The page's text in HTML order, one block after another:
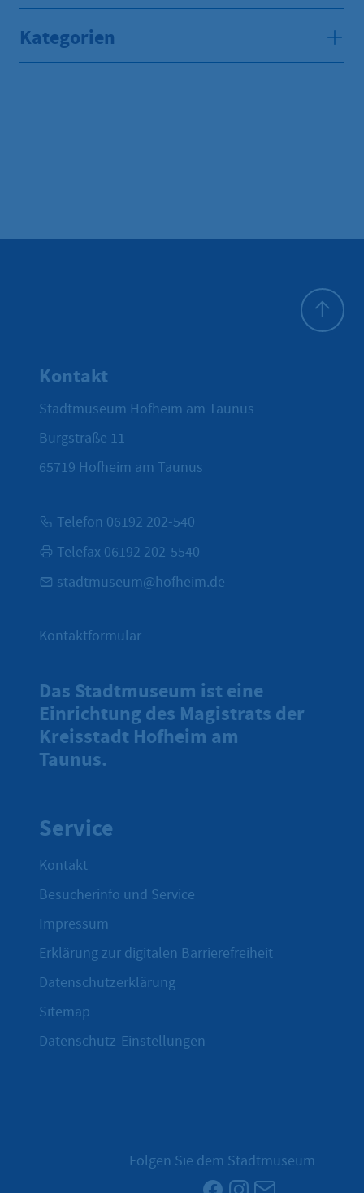
Kategorien
Kontakt
Stadtmuseum Hofheim am Taunus
Burgstraße 11
65719 Hofheim am Taunus
Telefon 06192 202-540
Telefax 06192 202-5540
stadtmuseum@hofheim.de
Kontaktformular
Das Stadtmuseum ist eine
Einrichtung des Magistrats der
Kreisstadt Hofheim am
Taunus.
Service
Kontakt
Besucherinfo und Service
Impressum
Erklärung zur digitalen Barrierefreiheit
Datenschutzerklärung
Sitemap
Datenschutz-Einstellungen
Folgen Sie dem Stadtmuseum
FacebookInstagram